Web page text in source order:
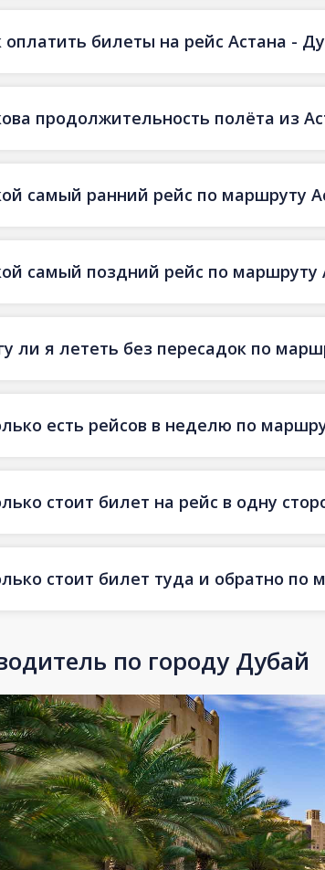
оплатить билеты на рейс Астана -
продолжительность полёта из
самый ранний рейс по маршруту
самый поздний рейс по маршруту
ли я лететь без пересадок по
есть рейсов в неделю по
стоит билет на рейс в одну
стоит билет туда и обратно по
по городу Дубай